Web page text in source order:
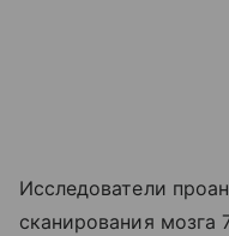
Исследователи
сканирования мозга